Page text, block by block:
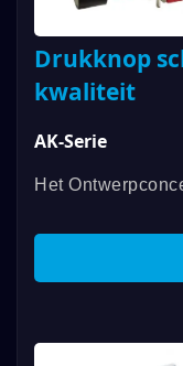
Drukknop
kwaliteit
AK-Serie
Het
Afkomstig Van